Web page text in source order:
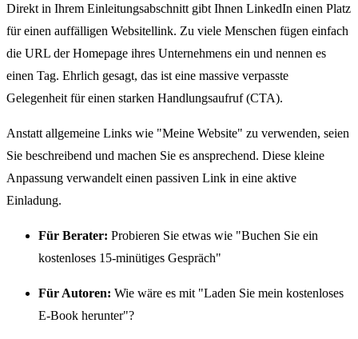
Direkt in Ihrem Einleitungsabschnitt gibt Ihnen LinkedIn einen Platz
für einen auffälligen Websitellink. Zu viele Menschen fügen einfach
die URL der Homepage ihres Unternehmens ein und nennen es
einen Tag. Ehrlich gesagt, das ist eine massive verpasste
Gelegenheit für einen starken Handlungsaufruf (CTA).
Anstatt allgemeine Links wie "Meine Website" zu verwenden, seien
Sie beschreibend und machen Sie es ansprechend. Diese kleine
Anpassung verwandelt einen passiven Link in eine aktive
Einladung.
Für Berater: Probieren Sie etwas wie "Buchen Sie ein
kostenloses 15-minütiges Gespräch"
Für Autoren: Wie wäre es mit "Laden Sie mein kostenloses
E-Book herunter"?